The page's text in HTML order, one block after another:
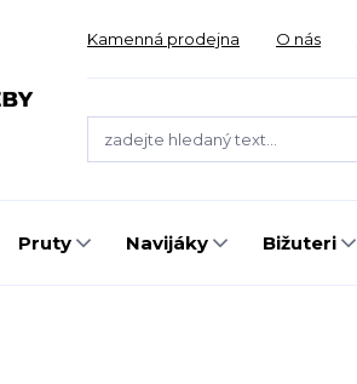
Kamenná prodejna O nás
Pruty Navijáky Bižuteri